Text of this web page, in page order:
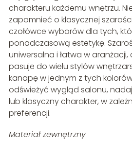
charakteru każdemu wnętrzu.
zapomnieć o klasycznej
czołówce wyborów dla tych,
ponadczasową estetykę.
uniwersalna i łatwa w aranżacji,
pasuje do wielu stylów
kanapę w jednym z tych
odświeżyć wygląd salonu,
lub klasyczny charakter, w
preferencji.
Materiał zewnętrzny